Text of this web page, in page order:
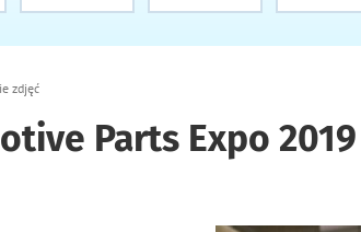
zdjęć
Parts Expo